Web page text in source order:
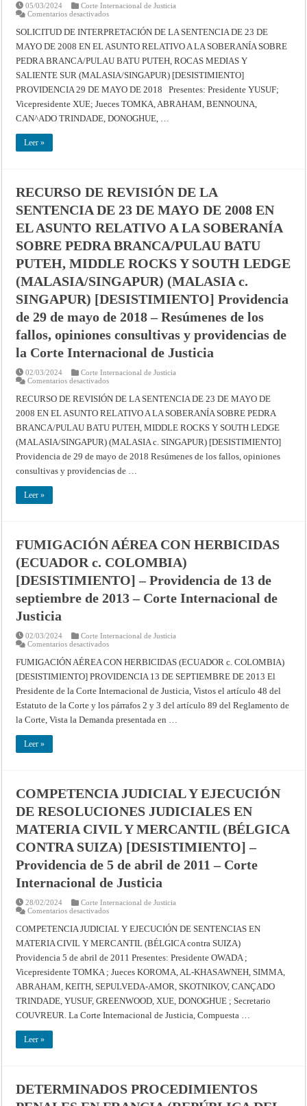
05/03/2024
Corte Internacional de Justicia
Comentarios desactivadosen
DE
INTERPRETACIÓN
DE
SENTENCIA
DE
23
DE
MAYO
DE
EN
BRANCA/PULAU
PUTEH,
MEDIAS
Y
SALIENTE
SUR
(MALASIA/SINGAPUR)
[DESISTIMIENTO]
Providencia
de
de
de
–
Corte
Internacional
de
SOLICITUD DE INTERPRETACIÓN DE LA SENTENCIA DE 23 DE
MAYO DE 2008 EN EL ASUNTO RELATIVO A LA SOBERANÍA SOBRE
PEDRA BRANCA/PULAU BATU PUTEH, ROCAS MEDIAS Y
SALIENTE SUR (MALASIA/SINGAPUR) [DESISTIMIENTO]
PROVIDENCIA 29 DE MAYO DE 2018 Presentes: Presidente YUSUF;
Vicepresidente XUE; Jueces TOMKA, ABRAHAM, BENNOUNA,
CAN^ADO TRINDADE, DONOGHUE, …
Leer »
RECURSO DE REVISIÓN DE LA
SENTENCIA DE 23 DE MAYO DE 2008 EN
EL ASUNTO RELATIVO A LA SOBERANÍA
SOBRE PEDRA BRANCA/PULAU BATU
PUTEH, MIDDLE ROCKS Y SOUTH LEDGE
(MALASIA/SINGAPUR) (MALASIA c.
SINGAPUR) [DESISTIMIENTO] Providencia
de 29 de mayo de 2018 – Resúmenes de los
fallos, opiniones consultivas y providencias de
la Corte Internacional de Justicia
02/03/2024
Corte Internacional de Justicia
Comentarios desactivadosen
DE
REVISIÓN
DE
SENTENCIA
DE
23
DE
MAYO
DE
SOBERANÍA
SOBRE
BRANCA/PULAU
BATU
PUTEH,
MIDDLE
ROCKS
Y
(MALASIA
c.
[DESISTIMIENTO]
Providencia
de
de
mayo
de
2018
–
providencias
de
la
Corte
Internacional
de
Justicia
RECURSO DE REVISIÓN DE LA SENTENCIA DE 23 DE MAYO DE
2008 EN EL ASUNTO RELATIVO A LA SOBERANÍA SOBRE PEDRA
BRANCA/PULAU BATU PUTEH, MIDDLE ROCKS Y SOUTH LEDGE
(MALASIA/SINGAPUR) (MALASIA c. SINGAPUR) [DESISTIMIENTO]
Providencia de 29 de mayo de 2018 Resúmenes de los fallos, opiniones
consultivas y providencias de …
Leer »
FUMIGACIÓN AÉREA CON HERBICIDAS
(ECUADOR c. COLOMBIA)
[DESISTIMIENTO] – Providencia de 13 de
septiembre de 2013 – Corte Internacional de
Justicia
02/03/2024
Corte Internacional de Justicia
Comentarios desactivadosen
AÉREA
CON
HERBICIDAS
c.
COLOMBIA)
[DESISTIMIENTO]
–
Providencia
Corte
Internacional
de
Justicia
FUMIGACIÓN AÉREA CON HERBICIDAS (ECUADOR c. COLOMBIA)
[DESISTIMIENTO] PROVIDENCIA 13 DE SEPTIEMBRE DE 2013 El
Presidente de la Corte Internacional de Justicia, Vistos el artículo 48 del
Estatuto de la Corte y los párrafos 2 y 3 del artículo 89 del Reglamento de
la Corte, Vista la Demanda presentada en …
Leer »
COMPETENCIA JUDICIAL Y EJECUCIÓN
DE RESOLUCIONES JUDICIALES EN
MATERIA CIVIL Y MERCANTIL (BÉLGICA
CONTRA SUIZA) [DESISTIMIENTO] –
Providencia de 5 de abril de 2011 – Corte
Internacional de Justicia
28/02/2024
Corte Internacional de Justicia
Comentarios desactivadosen
JUDICIAL
Y
EJECUCIÓN
RESOLUCIONES
JUDICIALES
EN
MATERIA
CIVIL
Y
(BÉLGICA
abril
COMPETENCIA JUDICIAL Y EJECUCIÓN DE SENTENCIAS EN
MATERIA CIVIL Y MERCANTIL (BÉLGICA contra SUIZA)
Providencia 5 de abril de 2011 Presentes: Presidente OWADA ;
Vicepresidente TOMKA ; Jueces KOROMA, AL-KHASAWNEH, SIMMA,
ABRAHAM, KEITH, SEPULVEDA-AMOR, SKOTNIKOV, CANÇADO
TRINDADE, YUSUF, GREENWOOD, XUE, DONOGHUE ; Secretario
COUVREUR. La Corte Internacional de Justicia, Compuesta …
Leer »
DETERMINADOS PROCEDIMIENTOS